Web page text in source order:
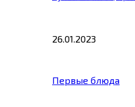
26.01.2023
Первые блюда